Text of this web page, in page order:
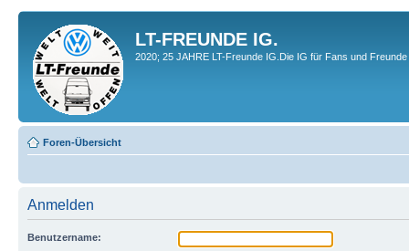
LT-FREUNDE IG.
2020; 25 JAHRE LT-Freunde IG.Die IG für Fans und
Foren-Übersicht
Anmelden
Benutzername: